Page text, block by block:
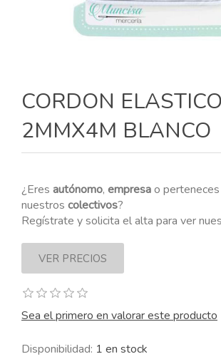
CORDON ELASTICO
2MMX4M BLANCO
¿Eres autónomo, empresao
nuestros colectivos?
Regístrate y solicita el alta para ver
Sea el primero en valorar este producto
Disponibilidad: 1 en stock